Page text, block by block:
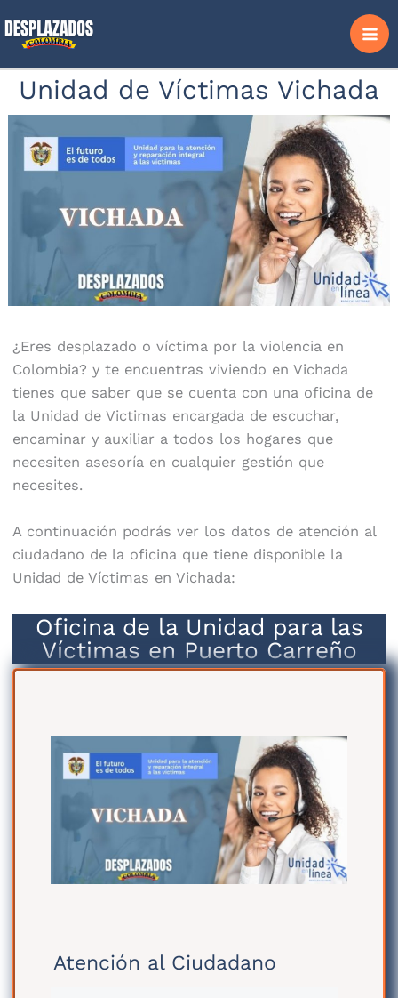
al
Unidad de Víctimas Vichada
¿Eres desplazado o víctima por la violencia en
Colombia? y te encuentras viviendo en Vichada
tienes que saber que se cuenta con una oficina de
la Unidad de Victimas encargada de escuchar,
encaminar y auxiliar a todos los hogares que
necesiten asesoría en cualquier gestión que
necesites.
A continuación podrás ver los datos de atención al
ciudadano de la oficina que tiene disponible la
Unidad de Víctimas en Vichada:
Oficina de la Unidad para las
Víctimas en Puerto Carreño
Atención al Ciudadano